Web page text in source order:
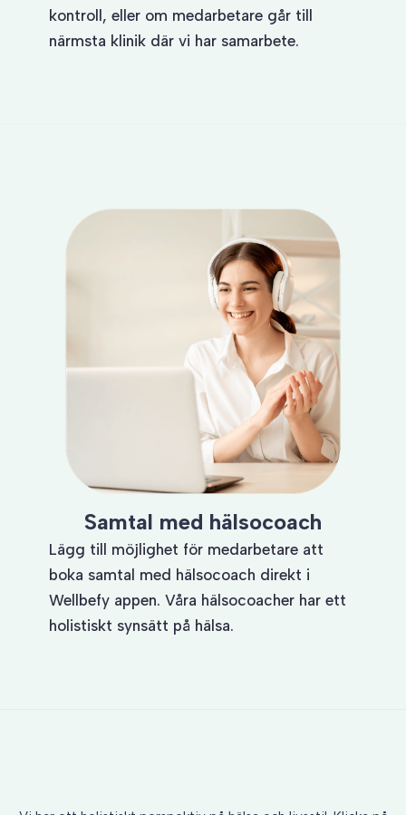
kontroll, eller om medarbetare går till
närmsta klinik där vi har samarbete.
Samtal med hälsocoach
Lägg till möjlighet för medarbetare att
boka samtal med hälsocoach direkt i
Wellbefy appen. Våra hälsocoacher har ett
holistiskt synsätt på hälsa.